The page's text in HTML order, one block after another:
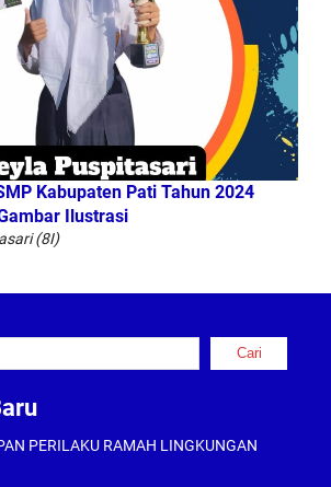
Kabupaten Pati Tahun 2024
Ilustrasi
(8I)
Cari
PERILAKU RAMAH LINGKUNGAN